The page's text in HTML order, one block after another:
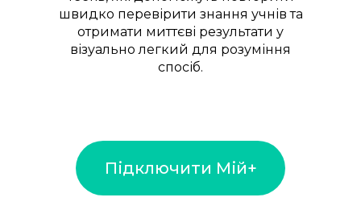
швидко перевірити знання учнів та
отримати миттєві результати у
візуально легкий для розуміння
спосіб.
Підключити Мій+